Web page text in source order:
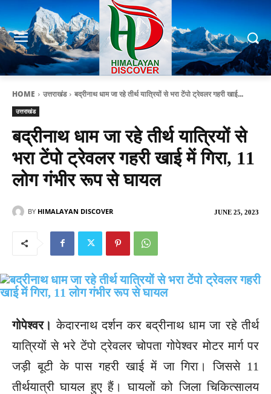
HOME उत्तराखंड बद्रीनाथ धाम जा रहे तीर्थ यात्रियों से भरा टेंपो ट्रेवलर गहरी खाई...
उत्तराखंड
बद्रीनाथ धाम जा रहे तीर्थ यात्रियों से
भरा टेंपो ट्रेवलर गहरी खाई में गिरा, 11
लोग गंभीर रूप से घायल
JUNE 25, 2023
BY HIMALAYAN DISCOVER
गोपेश्वर।केदारनाथ दर्शन कर बद्रीनाथ धाम जा रहे तीर्थ
यात्रियों से भरे टेंपो ट्रेवलर चोपता गोपेश्वर मोटर मार्ग पर
जड़ी बूटी के पास गहरी खाई में जा गिरा। जिससे 11
तीर्थयात्री घायल हुए हैं। घायलों को जिला चिकित्सालय